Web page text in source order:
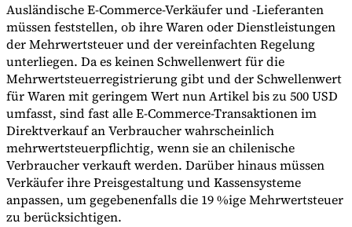
Ausländische E-Commerce-Verkäufer und -Lieferanten
müssen feststellen, ob ihre Waren oder Dienstleistungen
der Mehrwertsteuer und der vereinfachten Regelung
unterliegen. Da es keinen Schwellenwert für die
Mehrwertsteuerregistrierung gibt und der Schwellenwert
für Waren mit geringem Wert nun Artikel bis zu 500 USD
umfasst, sind fast alle E-Commerce-Transaktionen im
Direktverkauf an Verbraucher wahrscheinlich
mehrwertsteuerpflichtig, wenn sie an chilenische
Verbraucher verkauft werden. Darüber hinaus müssen
Verkäufer ihre Preisgestaltung und Kassensysteme
anpassen, um gegebenenfalls die 19 %ige Mehrwertsteuer
zu berücksichtigen.